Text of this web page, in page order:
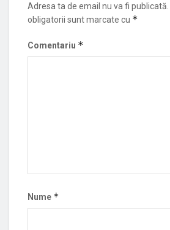
Adresa ta de email nu va fi publicată.
obligatorii sunt marcate cu *
Comentariu *
Nume *